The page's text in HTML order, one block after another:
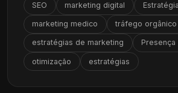
SEO marketing digital Estratégia
marketing medico tráfego orgânico
estratégias de marketing Presença
otimização estratégias